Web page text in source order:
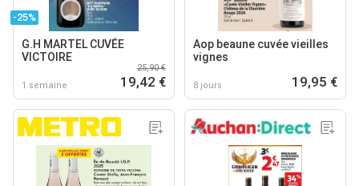
-25%
G.H MARTEL CUVÉE
VICTOIRE
1 semaine
25,90 €
19,42 €
Aop beaune cuvée vieilles
vignes
8 jours 19,95 €